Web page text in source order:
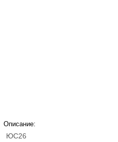
Описание:
ЮС26